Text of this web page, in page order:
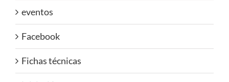
eventos
Facebook
Fichas técnicas